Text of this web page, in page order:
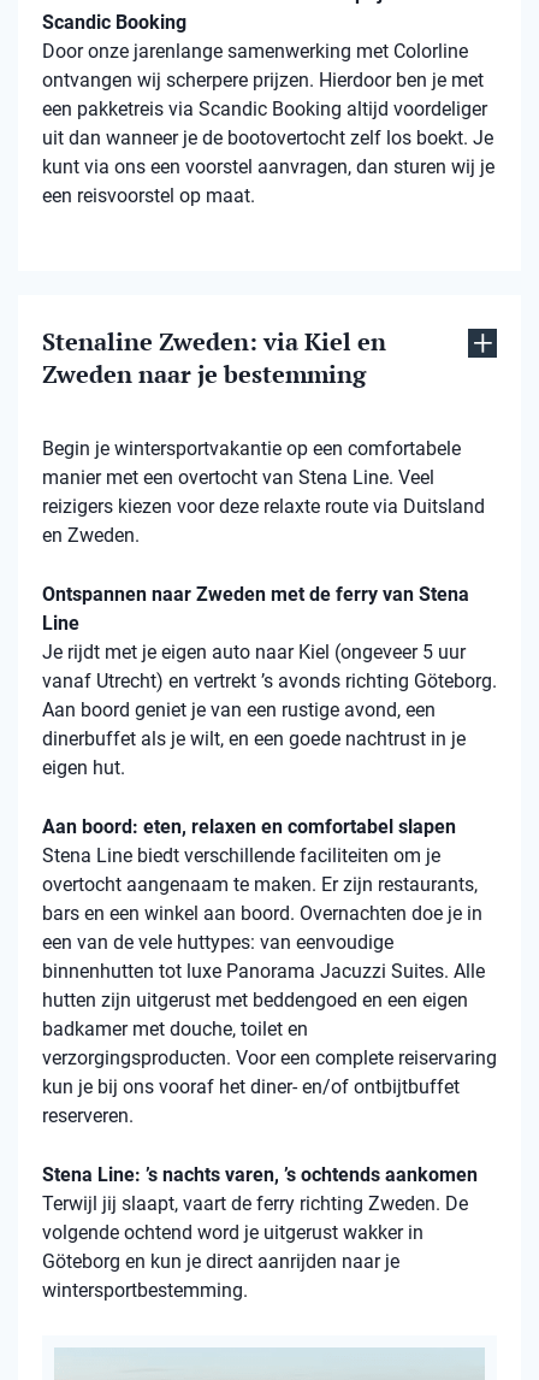
Scandic Booking
Door onze jarenlange samenwerking met Colorline
ontvangen wij scherpere prijzen. Hierdoor ben je met
een pakketreis via Scandic Booking altijd voordeliger
uit dan wanneer je de bootovertocht zelf los boekt. Je
kunt via ons een voorstel aanvragen, dan sturen wij je
een reisvoorstel op maat.
Stenaline Zweden: via Kiel en
Zweden naar je bestemming
Begin je wintersportvakantie op een comfortabele
manier met een overtocht van Stena Line. Veel
reizigers kiezen voor deze relaxte route via Duitsland
en Zweden.
Ontspannen naar Zweden met de ferry van Stena
Line
Je rijdt met je eigen auto naar Kiel (ongeveer 5 uur
vanaf Utrecht) en vertrekt ’s avonds richting Göteborg.
Aan boord geniet je van een rustige avond, een
dinerbuffet als je wilt, en een goede nachtrust in je
eigen hut.
Aan boord: eten, relaxen en comfortabel slapen
Stena Line biedt verschillende faciliteiten om je
overtocht aangenaam te maken. Er zijn restaurants,
bars en een winkel aan boord. Overnachten doe je in
een van de vele huttypes: van eenvoudige
binnenhutten tot luxe Panorama Jacuzzi Suites. Alle
hutten zijn uitgerust met beddengoed en een eigen
badkamer met douche, toilet en
verzorgingsproducten. Voor een complete reiservaring
kun je bij ons vooraf het diner- en/of ontbijtbuffet
reserveren.
Stena Line: ’s nachts varen, ’s ochtends aankomen
Terwijl jij slaapt, vaart de ferry richting Zweden. De
volgende ochtend word je uitgerust wakker in
Göteborg en kun je direct aanrijden naar je
wintersportbestemming.